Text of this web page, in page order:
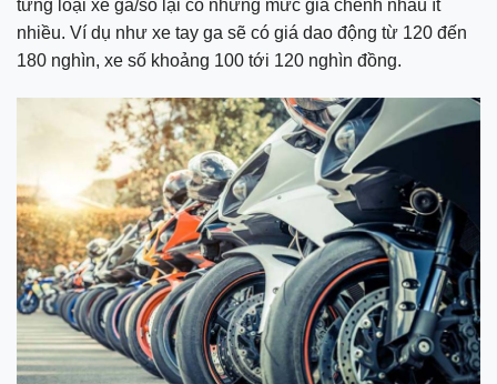
từng loại xe ga/số lại có những mức giá chênh nhau ít
nhiều. Ví dụ như xe tay ga sẽ có giá dao động từ 120 đến
180 nghìn, xe số khoảng 100 tới 120 nghìn đồng.